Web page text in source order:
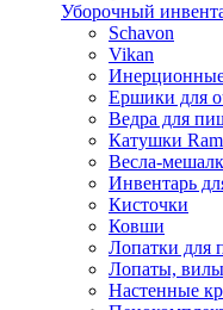
Уборочный
Schavon
Vikan
Ершики для
Ведра для
Катушки
Весла-
Инвентарь
Кисточки
Ковши
Лопатки для
Лопаты,
Настенные